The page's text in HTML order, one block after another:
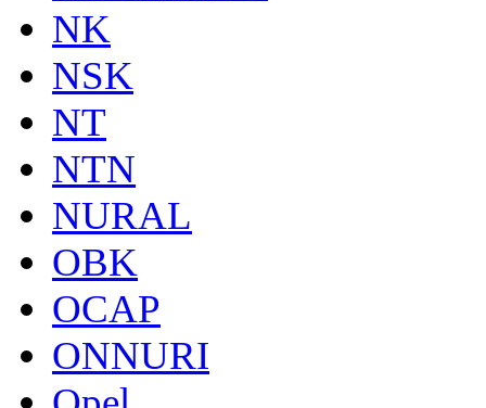
NK
NSK
NT
NTN
NURAL
OBK
OCAP
ONNURI